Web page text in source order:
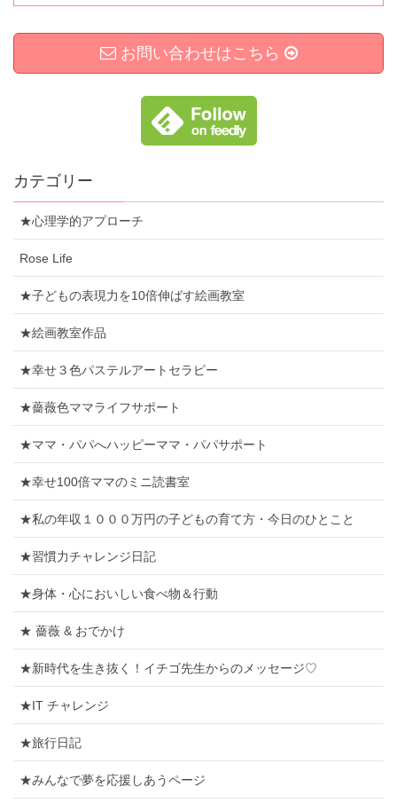
お問い合わせはこちら
カテゴリー
★心理学的アプローチ
Rose Life
★子どもの表現力を10倍伸ばす絵画教室
★絵画教室作品
★幸せ３色パステルアートセラピー
★薔薇色ママライフサポート
★ママ・パパへハッピーママ・パパサポート
★幸せ100倍ママのミニ読書室
★私の年収１０００万円の子どもの育て方・今日のひとこと
★習慣力チャレンジ日記
★身体・心においしい食べ物＆行動
★ 薔薇 & おでかけ
★新時代を生き抜く！イチゴ先生からのメッセージ♡
★IT チャレンジ
★旅行日記
★みんなで夢を応援しあうページ